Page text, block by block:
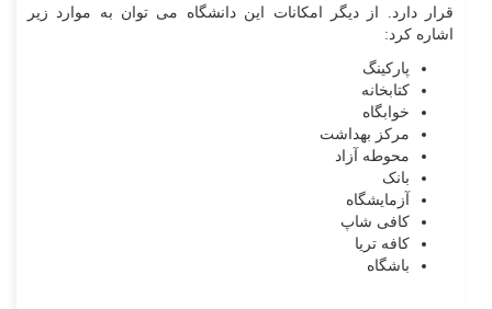
قرار دارد. از دیگر امکانات این دانشگاه می توان به موارد زیر
اشاره کرد:
پارکینگ
کتابخانه
خوابگاه
مرکز بهداشت
محوطه آزاد
بانک
آزمایشگاه
کافی شاپ
کافه تریا
باشگاه